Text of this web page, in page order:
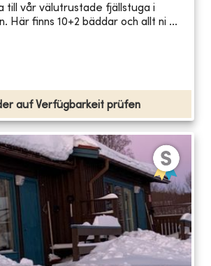
till vår välutrustade fjällstuga i
Här finns 10+2 bäddar och allt ni ...
auf Verfügbarkeit prüfen